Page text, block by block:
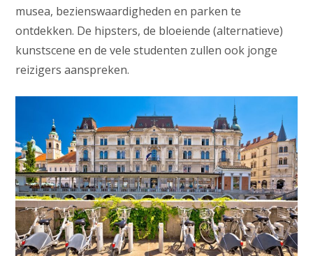
musea, bezienswaardigheden en parken te
ontdekken. De hipsters, de bloeiende (alternatieve)
kunstscene en de vele studenten zullen ook jonge
reizigers aanspreken.